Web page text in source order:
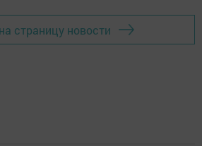
страницу новости